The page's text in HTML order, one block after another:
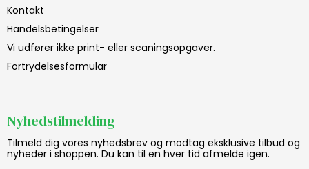
Kontakt
Handelsbetingelser
Vi udfører ikke print- eller scaningsopgaver.
Fortrydelsesformular
Nyhedstilmelding
Tilmeld dig vores nyhedsbrev og modtag eksklusive tilbud og
nyheder i shoppen. Du kan til en hver tid afmelde igen.